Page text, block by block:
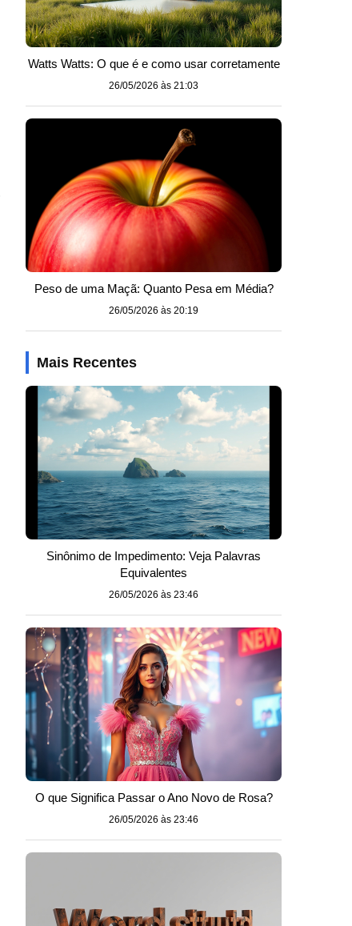
Watts Watts: O que é e como usar corretamente
26/05/2026 às 21:03
Peso de uma Maçã: Quanto Pesa em Média?
26/05/2026 às 20:19
Mais Recentes
Sinônimo de Impedimento: Veja Palavras
Equivalentes
26/05/2026 às 23:46
O que Significa Passar o Ano Novo de Rosa?
26/05/2026 às 23:46